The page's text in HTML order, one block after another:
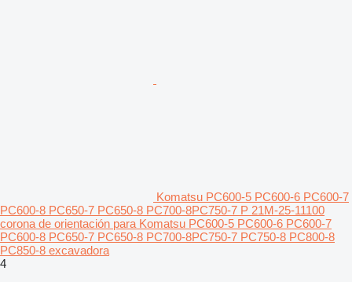
Komatsu PC600-5 PC600-6 PC600-7
PC600-8 PC650-7 PC650-8 PC700-8PC750-7 P 21M-25-11100
corona de orientación para Komatsu PC600-5 PC600-6 PC600-7
PC600-8 PC650-7 PC650-8 PC700-8PC750-7 PC750-8 PC800-8
PC850-8 excavadora
4